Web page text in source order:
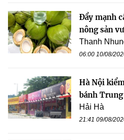
Đẩy mạnh
nông sản
Thanh
06:00 10/08/
Hà Nội
bánh
Hải Hà
21:41 09/08/